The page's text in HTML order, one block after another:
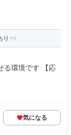
り
る環境です 【応
気になる